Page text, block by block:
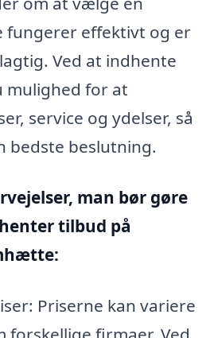
fungerer effektivt og er
Ved at indhente
mulighed for at
service og ydelser, så
bedste beslutning.
man bør gøre
tilbud på
Priserne kan variere